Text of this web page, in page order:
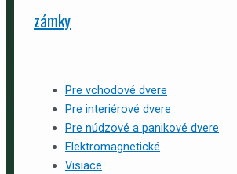
zámky
Pre vchodové dvere
Pre interiérové dvere
Pre núdzové a panikové dvere
Elektromagnetické
Visiace